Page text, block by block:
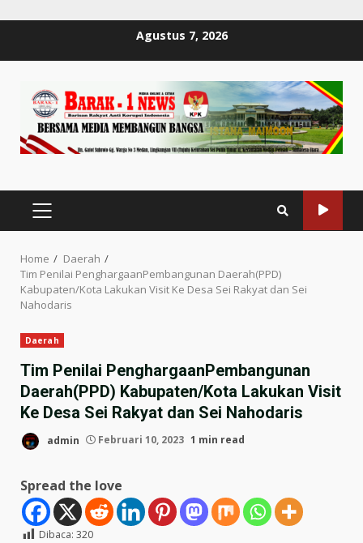
Agustus 7, 2026
PRIMARY
MENU
Home
Daerah
Tim Penilai PenghargaanPembangunan Daerah(PPD)
Kabupaten/Kota Lakukan Visit Ke Desa Sei Rakyat dan Sei
Nahodaris
Daerah
Tim Penilai PenghargaanPembangunan
Daerah(PPD) Kabupaten/Kota Lakukan Visit
Ke Desa Sei Rakyat dan Sei Nahodaris
admin Februari 10, 2023 1 min read
Spread the love
Dibaca: 320